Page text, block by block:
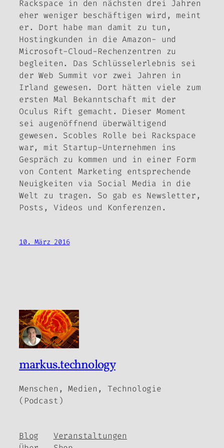
Rackspace in den nächsten drei Jahren
eher weniger beschäftigen wird, meint
er. Dort habe man damit zu tun,
Hostingkunden in die Amazon- und
Microsoft-Cloud-Rechenzentren zu
begleiten. Das Schlüsselerlebnis sei
der Web Summit vor zwei Jahren in
Irland gewesen. Dort hätten viele zum
ersten Mal Bekanntschaft mit der
Oculus Rift gemacht. Dieser Moment
sei augenöffnend überwältigend
gewesen. Scobles Rolle bei Rackspace
war, mit Startup-Unternehmen ins
Gespräch zu kommen und in einer Form
von Content Marketing entsprechende
Neuigkeiten via Social Media in die
Welt zu tragen. So gab es Newsletter,
Posts, Videos und Konferenzen.
10. März 2016
markus.technology
Menschen, Medien, Technologie
(Podcast)
Blog
Veranstaltungen